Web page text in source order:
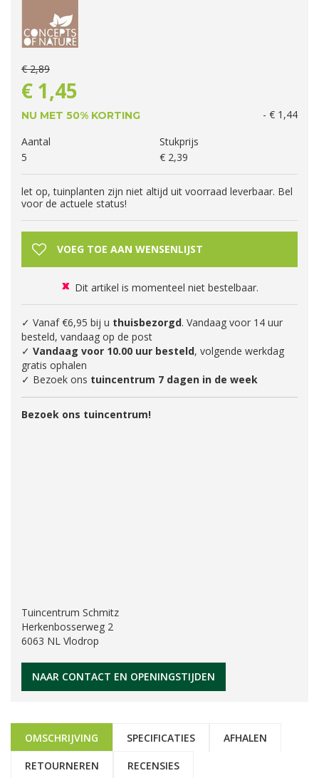
€ 2,89
€ 1,45
NU MET 50% KORTING - € 1 ,44
Aantal
Stukprijs
5
€ 2,39
let op, tuinplanten zijn niet altijd uit voorraad leverbaar. Bel
voor de actuele status!
Dit artikel is momenteel niet bestelbaar.
✓ Vanaf €6,95 bij u thuisbezorgd. Vandaag voor 14 uur
besteld, vandaag op de post
✓ Vandaag voor 10.00 uur besteld, volgende werkdag
gratis ophalen
✓ Bezoek ons tuincentrum 7 dagen in de week
Bezoek ons tuincentrum!
Tuincentrum Schmitz
Herkenbosserweg 2
6063 NL Vlodrop
NAAR CONTACT EN OPENINGSTIJDEN
OMSCHRIJVING SPECIFICATIES AFHALEN
RETOURNEREN RECENSIES